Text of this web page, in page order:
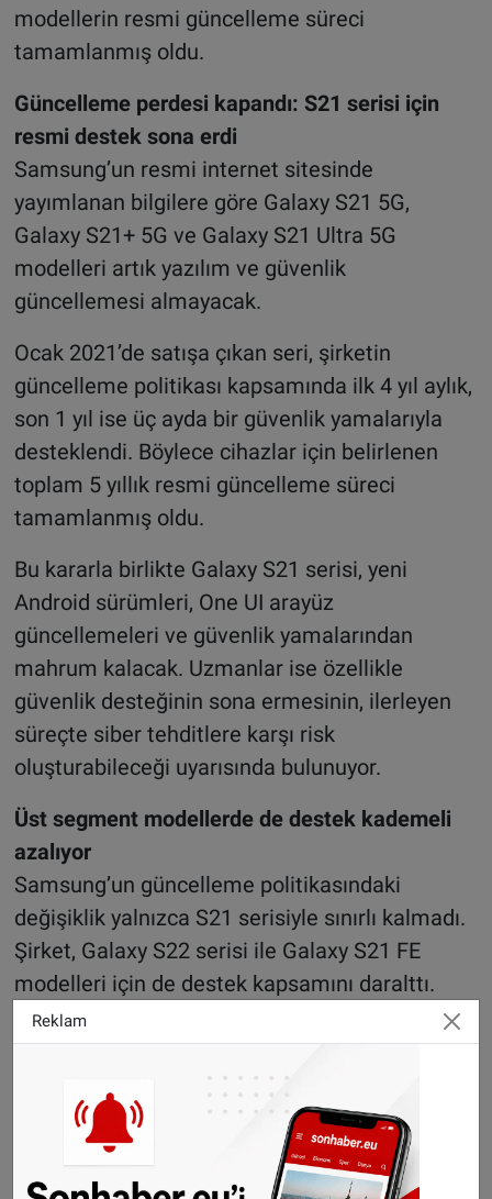
modellerin resmi güncelleme süreci
tamamlanmış oldu.
Güncelleme perdesi kapandı: S21 serisi için
resmi destek sona erdi
Samsung’un resmi internet sitesinde
yayımlanan bilgilere göre Galaxy S21 5G,
Galaxy S21+ 5G ve Galaxy S21 Ultra 5G
modelleri artık yazılım ve güvenlik
güncellemesi almayacak.
Ocak 2021’de satışa çıkan seri, şirketin
güncelleme politikası kapsamında ilk 4 yıl aylık,
son 1 yıl ise üç ayda bir güvenlik yamalarıyla
desteklendi. Böylece cihazlar için belirlenen
toplam 5 yıllık resmi güncelleme süreci
tamamlanmış oldu.
Bu kararla birlikte Galaxy S21 serisi, yeni
Android sürümleri, One UI arayüz
güncellemeleri ve güvenlik yamalarından
mahrum kalacak. Uzmanlar ise özellikle
güvenlik desteğinin sona ermesinin, ilerleyen
süreçte siber tehditlere karşı risk
oluşturabileceği uyarısında bulunuyor.
Üst segment modellerde de destek kademeli
azalıyor
Samsung’un güncelleme politikasındaki
değişiklik yalnızca S21 serisiyle sınırlı kalmadı.
Şirket, Galaxy S22 serisi ile Galaxy S21 FE
modelleri için de destek kapsamını daralttı.
Yeni takvime göre bu cihazlar artık aylık değil,
Modeller, 4 yıllık aylık güncelleme sürecini
tamamlamış oldu. Samsung’un planlamasına
göre Galaxy S22 serisi ve S21 FE için
Reklam